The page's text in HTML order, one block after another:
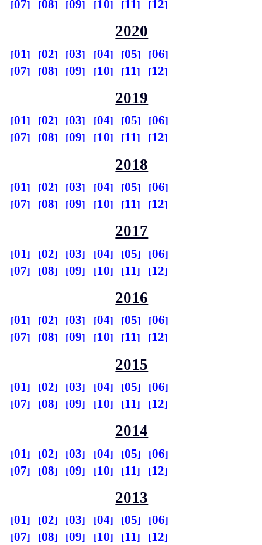
07 08 09 10 11 12
2020
01 02 03 04 05
06
07
08 09 10 11 12
2019
01 02 03 04 05
06
07
08 09 10 11 12
2018
01 02 03 04 05
06
07
08 09 10 11 12
2017
01 02 03 04 05
06
07
08 09 10 11 12
2016
01 02 03 04 05
06
07
08 09 10 11 12
2015
01 02 03 04 05
06
07
08 09 10 11 12
2014
01 02 03 04 05
06
07
08 09 10 11 12
2013
01 02 03 04 05
06
07
08 09 10 11 12